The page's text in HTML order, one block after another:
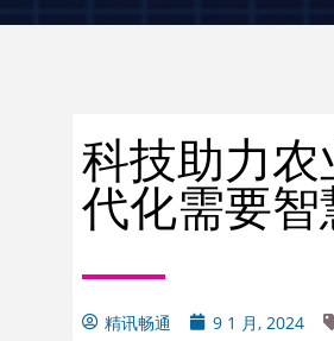
科技助力农
代化需要智
精讯畅通 9 1 月, 2024